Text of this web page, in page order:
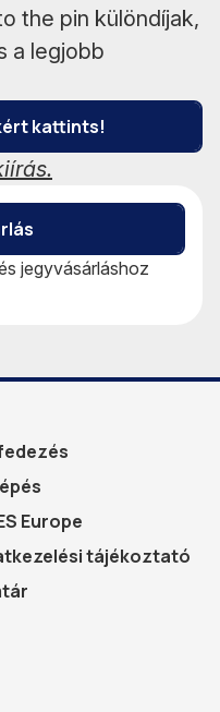
the pin különdíjak,
a legjobb
kattints!
jegyvásárláshoz
Europe
tájékoztató